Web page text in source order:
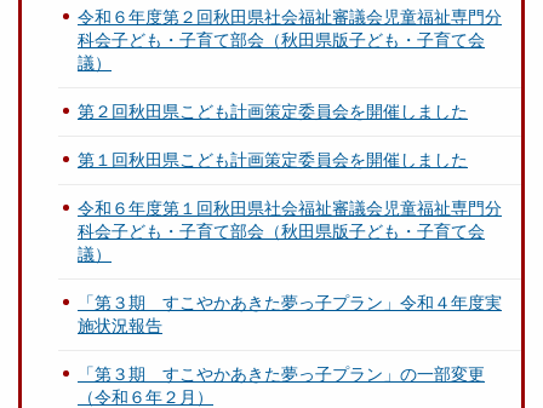
令和６年度第２回秋田県社会福祉審議会児童福祉専門分
科会子ども・子育て部会（秋田県版子ども・子育て会
議）
第２回秋田県こども計画策定委員会を開催しました
第１回秋田県こども計画策定委員会を開催しました
令和６年度第１回秋田県社会福祉審議会児童福祉専門分
科会子ども・子育て部会（秋田県版子ども・子育て会
議）
「第３期 すこやかあきた夢っ子プラン」令和４年度実
施状況報告
「第３期 すこやかあきた夢っ子プラン」の一部変更
（令和６年２月）